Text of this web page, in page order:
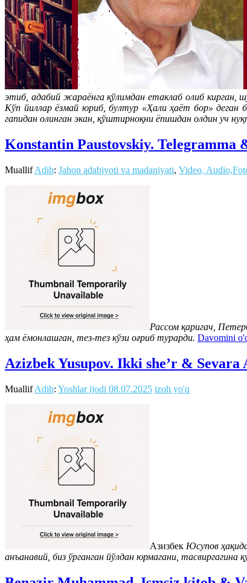
этиб, адабий жараёнга қўлимдан етаклаб олиб кирган,
Кўп йиллар ёзмай юриб, бултур «Ҳали ҳаёт бор» деган
гапидан олинган экан, қўштирноқни ёпишдан олдин уч
Konstantin Paustovskiy. Telegramma
MuallifAdib: Jahon adabiyoti va madaniyati, Video,
Рассом қаригач,
ҳам ёмонлашган, тез-тез кўзи оғриб турарди. Davomini
Azizbek Yusupov. Ikki she’r &
MuallifAdib: Yoshlar ijodi 08.07.2025 izoh yo'q
Азизбек Юсупов
анъанавий, биз ўрганган йўлдан юрмагани,